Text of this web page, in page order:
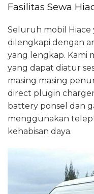
Fasilitas Sewa
Seluruh mobil Hiace
dilengkapi dengan
yang lengkap. Kami
yang dapat diatur
masing masing
direct plugin
battery ponsel dan
menggunakan
kehabisan daya.